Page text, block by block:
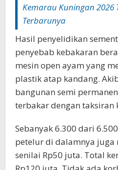
Kemarau Kuningan 2026
Terbarunya
Hasil penyelidikan
penyebab kebakaran
mesin open ayam yang
plastik atap kandang.
bangunan semi
terbakar dengan taksiran
Sebanyak 6.300 dari
petelur di dalamnya
senilai Rp50 juta. Total